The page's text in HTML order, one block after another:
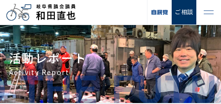
ご相談
活動レポート
Activity Report